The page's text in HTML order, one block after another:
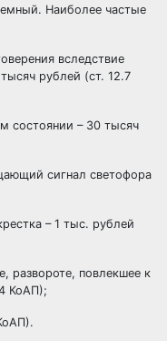
Наиболее частые
вследствие
рублей (ст. 12.7
состоянии – 30 тысяч
сигнал светофора
– 1 тыс. рублей
развороте, повлекшее к
КоАП);